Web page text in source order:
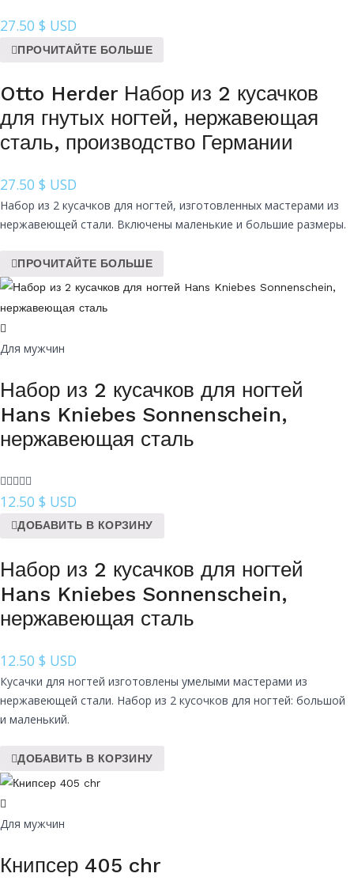
27.50 $ USD
ПРОЧИТАЙТЕ БОЛЬШЕ
Otto Herder Набор из 2 кусачков
для гнутых ногтей, нержавеющая
сталь, производство Германии
27.50 $ USD
Набор из 2 кусачков для ногтей, изготовленных мастерами из
нержавеющей стали. Включены маленькие и большие размеры.
ПРОЧИТАЙТЕ БОЛЬШЕ
Для мужчин
Набор из 2 кусачков для ногтей
Hans Kniebes Sonnenschein,
нержавеющая сталь
12.50 $ USD
ДОБАВИТЬ В КОРЗИНУ
Набор из 2 кусачков для ногтей
Hans Kniebes Sonnenschein,
нержавеющая сталь
12.50 $ USD
Кусачки для ногтей изготовлены умелыми мастерами из
нержавеющей стали. Набор из 2 кусочков для ногтей: большой
и маленький.
ДОБАВИТЬ В КОРЗИНУ
Для мужчин
Книпсер 405 chr